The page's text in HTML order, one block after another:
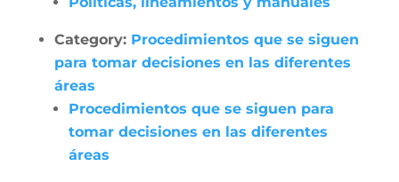
Category: Procedimientos que se siguen
para tomar decisiones en las diferentes
áreas
Procedimientos que se siguen para
tomar decisiones en las diferentes
áreas